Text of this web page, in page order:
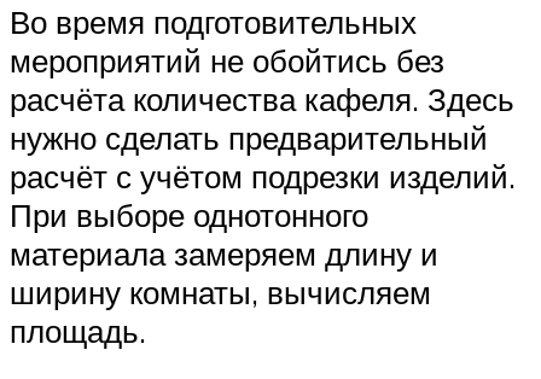
Во время подготовительных
мероприятий не обойтись без
расчёта количества кафеля. Здесь
нужно сделать предварительный
расчёт с учётом подрезки изделий.
При выборе однотонного
материала замеряем длину и
ширину комнаты, вычисляем
площадь.